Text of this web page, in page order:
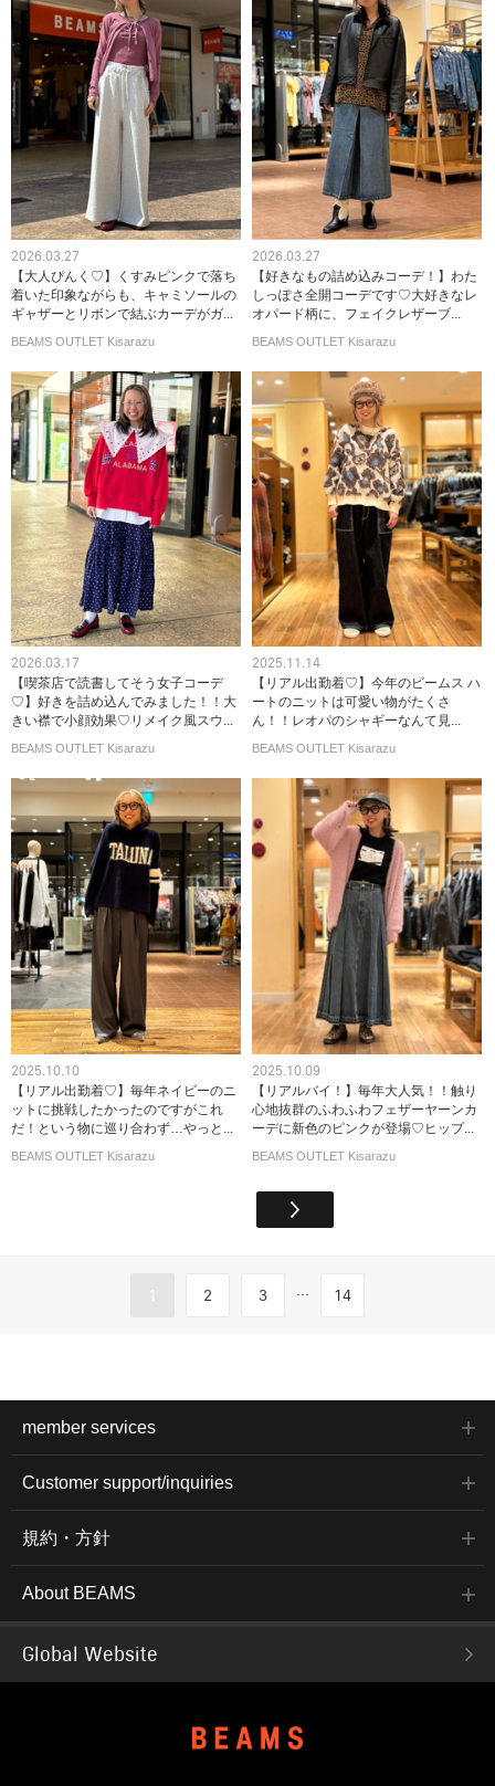
2026.03.27
【大人ぴんく♡】くすみピンクで落ち
着いた印象ながらも、キャミソールの
ギャザーとリボンで結ぶカーデがガ...
BEAMS OUTLET Kisarazu
2026.03.27
【好きなもの詰め込みコーデ！】わた
しっぽさ全開コーデです♡大好きなレ
オパード柄に、フェイクレザーブ...
BEAMS OUTLET Kisarazu
2026.03.17
【喫茶店で読書してそう女子コーデ
♡】好きを詰め込んでみました！！大
きい襟で小顔効果♡リメイク風スウ...
BEAMS OUTLET Kisarazu
2025.11.14
【リアル出勤着♡】今年のビームス ハ
ートのニットは可愛い物がたくさ
ん！！レオパのシャギーなんて見...
BEAMS OUTLET Kisarazu
2025.10.10
【リアル出勤着♡】毎年ネイビーのニ
ットに挑戦したかったのですがこれ
だ！という物に巡り合わず…やっと...
BEAMS OUTLET Kisarazu
2025.10.09
【リアルバイ！】毎年大人気！！触り
心地抜群のふわふわフェザーヤーンカ
ーデに新色のピンクが登場♡ヒップ...
BEAMS OUTLET Kisarazu
1 2 3 ... 14
member services
Customer support/inquiries
規約・方針
About BEAMS
Global Website